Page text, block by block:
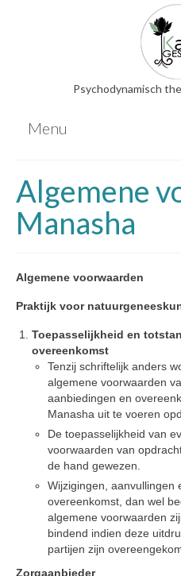
Psychodynamisch
Menu
EMDR
Relatietherapie
Hooggevoeligheid
Overige therapieën
Nederlandse
PDS
Gezonde seksualiteit
Workshops
Opstellingen
Aanmeldformulier
Weer vrij in mijn lijf!
Aanmeldformulier
Algemene
Manasha
Algemene voorwaarden
Praktijk voor
Toepasselijkheid en
overeenkomst
Tenzij schriftelijk anders
algemene voorwaarden
aanbiedingen en
Manasha uit te voeren
De toepasselijkheid van
voorwaarden van
de hand gewezen.
Wijzigingen, aanvullingen
overeenkomst, dan wel
algemene voorwaarden
bindend indien deze
partijen zijn
Zorgaanbieder